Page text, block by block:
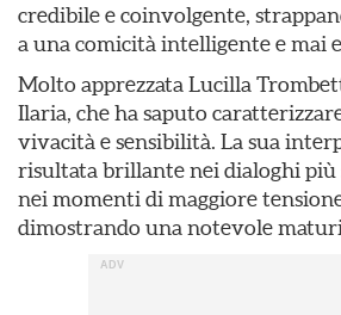
credibile e coinvolgente,
a una comicità intelligente e mai
Molto apprezzata Lucilla
Ilaria, che ha saputo
vivacità e sensibilità. La sua
risultata brillante nei dialoghi più
nei momenti di maggiore
dimostrando una notevole